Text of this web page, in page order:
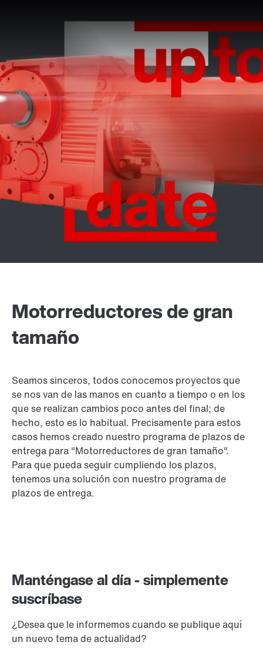
Motorreductores de gran
tamaño
Seamos sinceros, todos conocemos proyectos que
se nos van de las manos en cuanto a tiempo o en los
que se realizan cambios poco antes del final; de
hecho, esto es lo habitual. Precisamente para estos
casos hemos creado nuestro programa de plazos de
entrega para "Motorreductores de gran tamaño".
Para que pueda seguir cumpliendo los plazos,
tenemos una solución con nuestro programa de
plazos de entrega.
Manténgase al día - simplemente
suscríbase
¿Desea que le informemos cuando se publique aquí
un nuevo tema de actualidad?